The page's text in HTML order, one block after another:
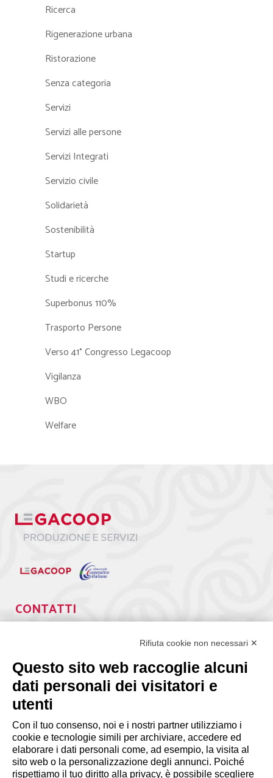
Ricerca
Rigenerazione urbana
Ristorazione
Senza categoria
Servizi
Servizi alle persone
Servizi Integrati
Servizio civile
Solidarietà
Sostenibilità
Startup
Studi e ricerche
Superbonus 110%
Trasporto Persone
Verso 41° Congresso Legacoop
Vigilanza
WBO
Welfare
CONTATTI
segreteria@lps.coop
INFORMAZIONI
Rifiuta cookie non necessari ✕
Questo sito web raccoglie alcuni
dati personali dei visitatori e
utenti
Con il tuo consenso, noi e i nostri partner utilizziamo i
cookie e tecnologie simili per archiviare, accedere ed
elaborare i dati personali come, ad esempio, la visita al
sito web o la personalizzazione degli annunci. Poiché
rispettiamo il tuo diritto alla privacy, è possibile scegliere